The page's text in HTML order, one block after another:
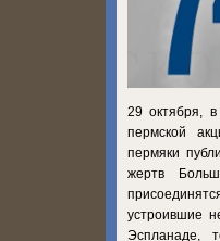
29 октября,
пермской
пермяки
жертв
устроившие
Эспланаде,